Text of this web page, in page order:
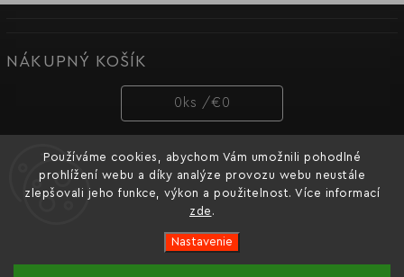
Používáme cookies, abychom Vám umožnili pohodlné
prohlížení webu a díky analýze provozu webu neustále
zlepšovali jeho funkce, výkon a použitelnost. Více informací
zde .
Nastavenie
NÁKUPNÝ KOŠÍK
0 ks /€0
PRIJÍMAME ONLINE PLATBY